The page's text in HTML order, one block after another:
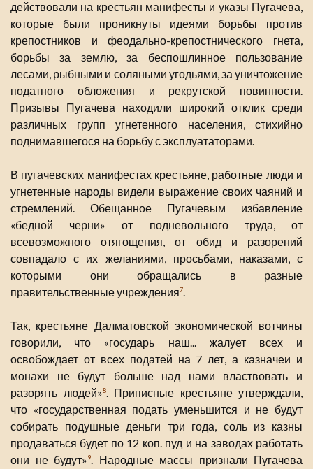
действовали на крестьян манифесты и указы Пугачева,
которые были проникнуты идеями борьбы против
крепостников и феодально-крепостнического гнета,
борьбы за землю, за беспошлинное пользование
лесами, рыбными и соляными угодьями, за уничтожение
податного обложения и рекрутской повинности.
Призывы Пугачева находили широкий отклик среди
различных групп угнетенного населения, стихийно
поднимавшегося на борьбу с эксплуататорами.
В пугачевских манифестах крестьяне, работные люди и
угнетенные народы видели выражение своих чаяний и
стремлений. Обещанное Пугачевым избавление
«бедной черни» от подневольного труда, от
всевозможного отягощения, от обид и разорений
совпадало с их желаниями, просьбами, наказами, с
которыми они обращались в разные
правительственные учреждения7.
Так, крестьяне Далматовской экономической вотчины
говорили, что «государь наш... жалует всех и
освобождает от всех податей на 7 лет, а казначеи и
монахи не будут больше над нами властвовать и
разорять людей»8. Приписные крестьяне утверждали,
что «государственная подать уменьшится и не будут
собирать подушные деньги три года, соль из казны
продаваться будет по 12 коп. пуд и на заводах работать
они не будут»9. Народные массы признали Пугачева